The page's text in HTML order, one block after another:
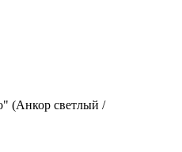
(Анкор светлый /